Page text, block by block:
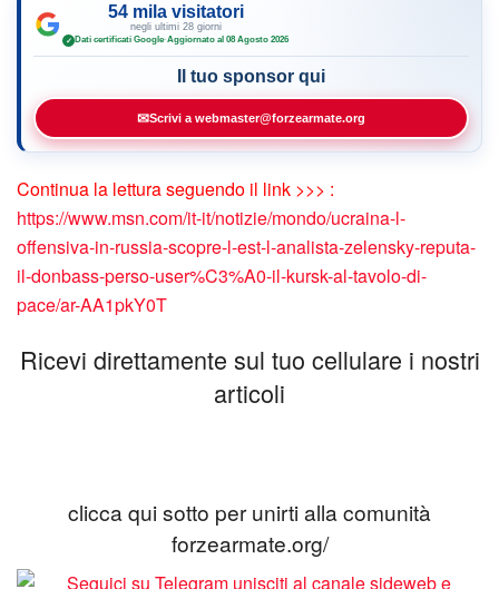
54 mila visitatori
negli ultimi 28 giorni
✓ Dati certificati Google·Aggiornato al 08 Agosto 2026
Il tuo sponsor qui
✉Scrivi a webmaster@forzearmate.org
Continua la lettura seguendo il link >>> :
https://www.msn.com/it-it/notizie/mondo/ucraina-l-
offensiva-in-russia-scopre-l-est-l-analista-zelensky-reputa-
il-donbass-perso-user%C3%A0-il-kursk-al-tavolo-di-
pace/ar-AA1pkY0T
Ricevi direttamente sul tuo cellulare i nostri
articoli
clicca qui sotto per unirti alla comunità
forzearmate.org/